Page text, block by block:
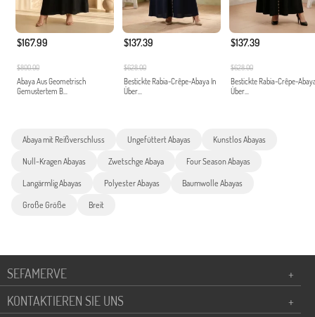
$167.99
$800.00
Abaya Aus Geometrisch
Gemustertem B...
$137.39
$628.00
Bestickte Rabia-Crêpe-Abaya In
Über...
$137.39
$628.00
Bestickte Rabia-Crêpe-
Über...
Abaya mit Reißverschluss Ungefüttert Abayas Kunstlos Abayas
Null-Kragen Abayas Zwetschge Abaya Four Season Abayas
Langärmlig Abayas Polyester Abayas Baumwolle Abayas
Große Größe Breit
SEFAMERVE
+
KONTAKTIEREN SIE UNS
+